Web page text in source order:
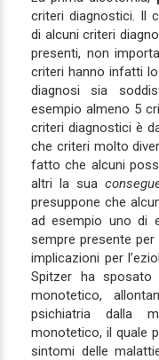
criteri diagnostici. Il
di alcuni criteri
presenti, non
criteri hanno infatti
diagnosi sia
esempio almeno 5
criteri diagnostici è
che criteri molto
fatto che alcuni
altri la sua
presuppone che
ad esempio uno di
sempre presente
implicazioni per
Spitzer ha
monotetico,
psichiatria dalla
monotetico, il quale
sintomi delle